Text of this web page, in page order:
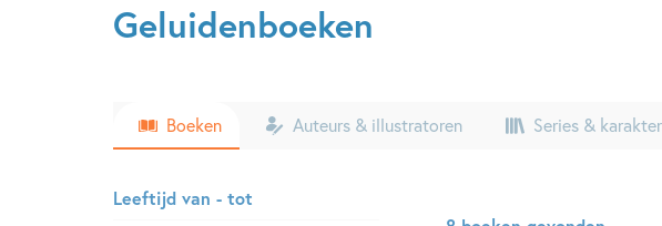
Geluidenboeken
Boeken Auteurs & illustratoren Series &
Leeftijd van - tot